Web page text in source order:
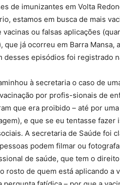
de imunizantes em Volta
estamos em busca de mais
vacinas ou falsas aplicações
que já ocorreu em Barra Mansa,
desses episódios foi registrado
à secretaria o caso de
por profis-sionais de
que era proibido – até por
e que se eu tentasse
A secretaria de Saúde foi
podem filmar ou
de saúde, que tem o
rosto de quem está aplicando a